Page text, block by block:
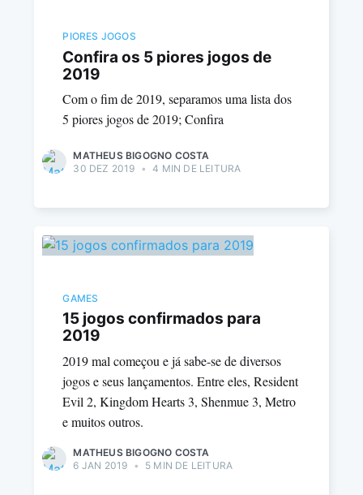
PIORES JOGOS
Confira os 5 piores jogos de
2019
Com o fim de 2019, separamos uma lista dos
5 piores jogos de 2019; Confira
MATHEUS BIGOGNO COSTA
30 DEZ 2019 • 4 MIN DE LEITURA
GAMES
15 jogos confirmados para
2019
2019 mal começou e já sabe-se de diversos
jogos e seus lançamentos. Entre eles, Resident
Evil 2, Kingdom Hearts 3, Shenmue 3, Metro
e muitos outros.
MATHEUS BIGOGNO COSTA
6 JAN 2019 • 5 MIN DE LEITURA